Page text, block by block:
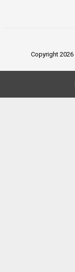
Copyright